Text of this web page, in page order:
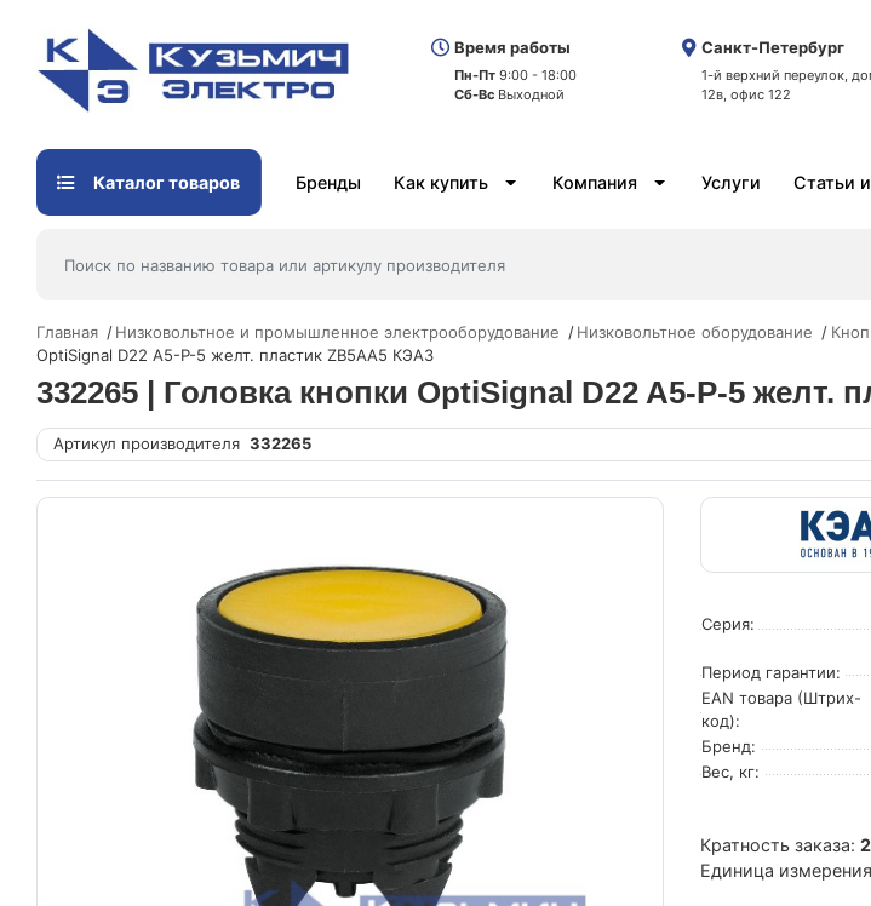
Время работы
Пн-Пт 9:00 - 18:00
Сб-Вс Выходной
Санкт-Петербург
1-й верхний переулок,
12в, офис 122
Каталог товаров Бренды Как купить Компания Услуги Статьи
Главная Низковольтное и промышленное электрооборудование Низковольтное оборудование
OptiSignal D22 A5-P-5 желт. пластик ZB5AA5 КЭАЗ
332265 | Головка кнопки OptiSignal D22 A5-P-5 желт.
Артикул производителя 332265
Серия:
Период гарантии:
EAN товара (Штрих-
код):
Бренд:
Вес, кг:
Кратность заказа:
Единица